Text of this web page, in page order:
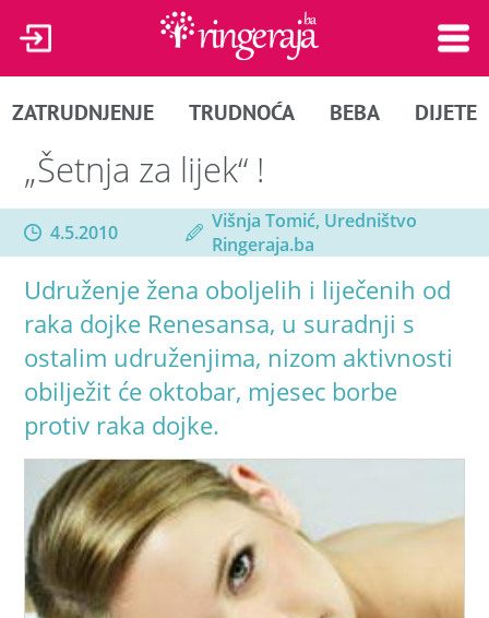
ZATRUDNJENJE TRUDNOĆA BEBA DIJETE
„Šetnja za lijek“ !
4.5.2010
Višnja Tomić, Uredništvo
Ringeraja.ba
Udruženje žena oboljelih i liječenih od
raka dojke Renesansa, u suradnji s
ostalim udruženjima, nizom aktivnosti
obilježit će oktobar, mjesec borbe
protiv raka dojke.